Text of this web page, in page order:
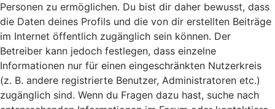
Personen zu ermöglichen. Du bist dir daher bewusst, dass
die Daten deines Profils und die von dir erstellten Beiträge
im Internet öffentlich zugänglich sein können. Der
Betreiber kann jedoch festlegen, dass einzelne
Informationen nur für einen eingeschränkten Nutzerkreis
(z. B. andere registrierte Benutzer, Administratoren etc.)
zugänglich sind. Wenn du Fragen dazu hast, suche nach